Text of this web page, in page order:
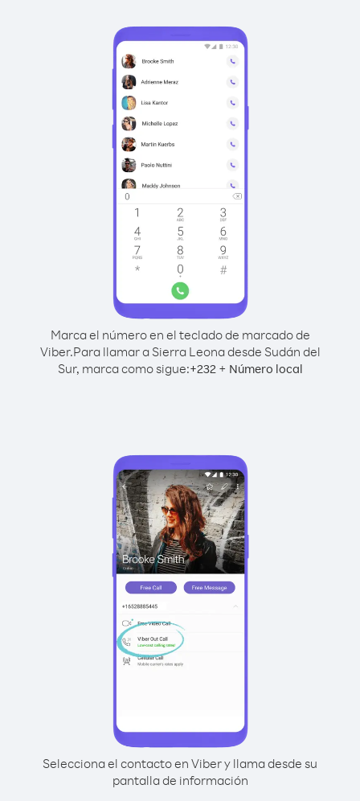
Marca el número en el teclado de marcado de
Viber.Para llamar a Sierra Leona desde Sudán del
Sur, marca como sigue:+232+ Número local
Selecciona el contacto en Viber y llama desde su
pantalla de información